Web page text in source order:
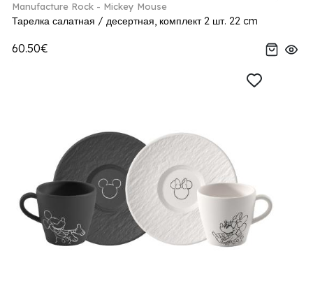
Manufacture Rock - Mickey Mouse
Тарелка салатная / десертная, комплект 2 шт. 22 cm
60.50€